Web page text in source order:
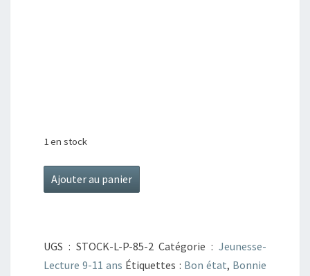
1 en stock
quantité
de
T48
Le
Ajouter au panier
UGS : STOCK-L-P-85-2 Catégorie :Jeunesse-
Lecture 9-11 ans Étiquettes : Bon état, Bonnie